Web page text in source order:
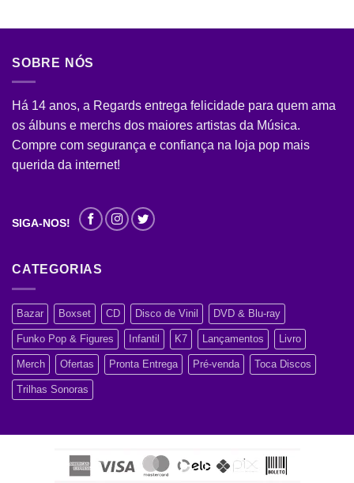
SOBRE NÓS
Há 14 anos, a Regards entrega felicidade para quem ama
os álbuns e merchs dos maiores artistas da Música.
Compre com segurança e confiança na loja pop mais
querida da internet!
SIGA-NOS!
CATEGORIAS
Bazar Boxset CD Disco de Vinil DVD & Blu-ray
Funko Pop & Figures Infantil K7 Lançamentos Livro
Merch Ofertas Pronta Entrega Pré-venda Toca Discos
Trilhas Sonoras